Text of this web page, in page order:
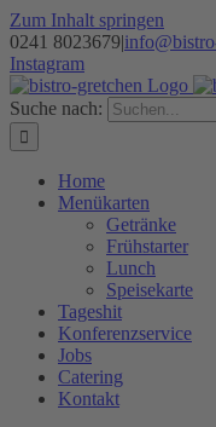
Zum Inhalt springen
0241 8023679‬|
Instagram
Suche nach:
Home
Menükarten
Getränke
Frühstarter
Lunch
Speisekarte
Tageshit
Konferenzservice
Jobs
Catering
Kontakt